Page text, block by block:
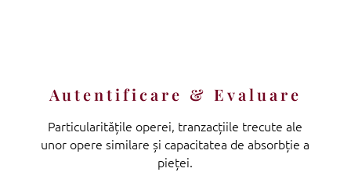
Autentificare & Evaluare
Particularitățile operei, tranzacțiile trecute ale
unor opere similare și capacitatea de absorbție a
pieței.